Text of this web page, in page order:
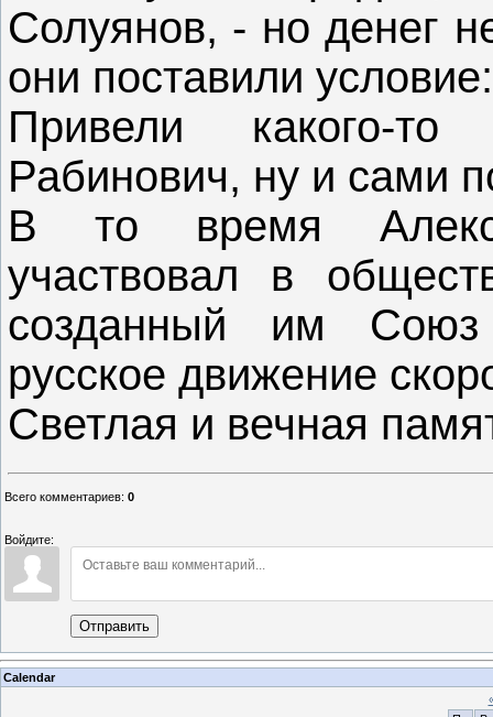
Солуянов, - но денег
они поставили
Привели какого-
Рабинович, ну и сами
В то время
участвовал в
созданный им
русское движение
Светлая и вечная
Всего комментариев: 0
Войдите:
Отправить
Calendar